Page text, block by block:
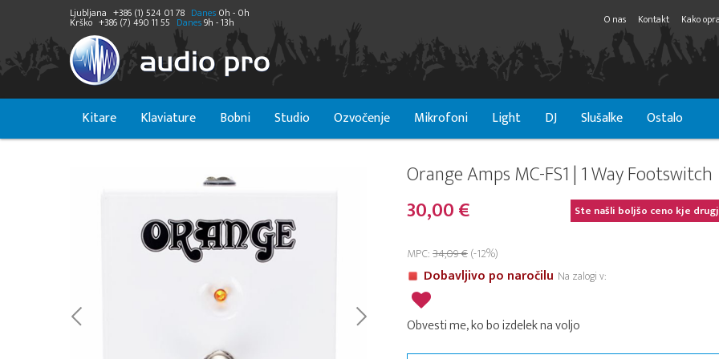
Ljubljana +386 (1) 524 01 78 Danes 0h - 0h
Krško +386 (7) 490 11 55 Danes9h - 13h O nas Kontakt Kako
Kitare Klaviature Bobni Studio Ozvočenje Mikrofoni Light DJ Slušalke Ostalo
Orange Amps MC-FS1 | 1 Way Footswitch
30,00 €
Ste našli boljšo ceno kje
MPC:34,09 €(-12%)
Dobavljivo po naročilu Na zalogi v:
Obvesti me, ko bo izdelek na voljo